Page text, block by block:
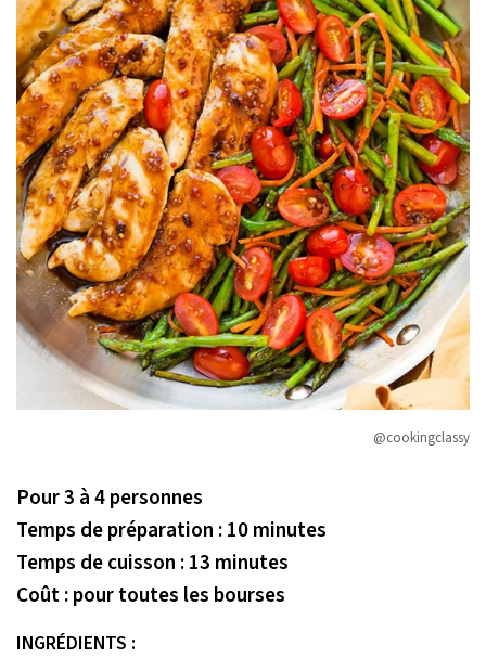
@cookingclassy
Pour 3 à 4 personnes
Temps de préparation : 10 minutes
Temps de cuisson : 13 minutes
Coût : pour toutes les bourses
INGRÉDIENTS :